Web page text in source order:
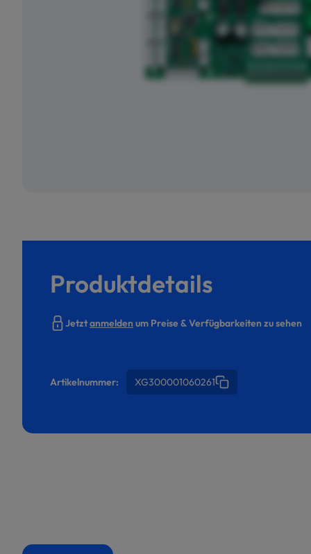
Produktdetails
Jetztanmeldenum Preise & Verfügbarkeiten zu sehen
Artikelnummer: XG300001060261